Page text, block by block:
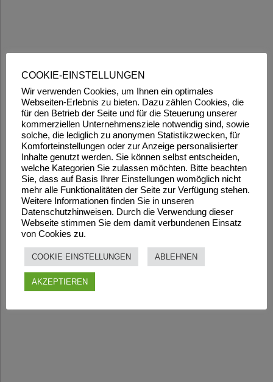
COOKIE-EINSTELLUNGEN
Wir verwenden Cookies, um Ihnen ein optimales
Webseiten-Erlebnis zu bieten. Dazu zählen Cookies, die
für den Betrieb der Seite und für die Steuerung unserer
kommerziellen Unternehmensziele notwendig sind, sowie
solche, die lediglich zu anonymen Statistikzwecken, für
Komforteinstellungen oder zur Anzeige personalisierter
Inhalte genutzt werden. Sie können selbst entscheiden,
welche Kategorien Sie zulassen möchten. Bitte beachten
Sie, dass auf Basis Ihrer Einstellungen womöglich nicht
mehr alle Funktionalitäten der Seite zur Verfügung stehen.
Weitere Informationen finden Sie in unseren
Datenschutzhinweisen. Durch die Verwendung dieser
Webseite stimmen Sie dem damit verbundenen Einsatz
von Cookies zu.
COOKIE EINSTELLUNGEN ABLEHNEN
AKZEPTIEREN